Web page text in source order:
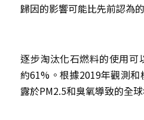
歸因的影響可能比先前認為
逐步淘汰化石燃料的使用可
約61%。根據2019年觀測
露於PM2.5和臭氧導致的全